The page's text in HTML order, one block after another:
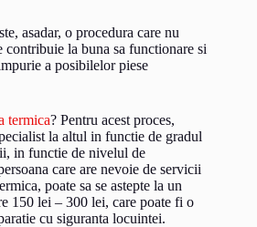
asadar, o procedura care nu
contribuie la buna sa functionare si
a posibilelor piese
termica? Pentru acest proces,
la altul in functie de gradul
in functie de nivelul de
care are nevoie de servicii
poate sa se astepte la un
150 lei – 300 lei, care poate fi o
cu siguranta locuintei.